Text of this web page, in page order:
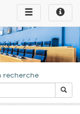
Toggle
infos
Toggle
navigation
recherche